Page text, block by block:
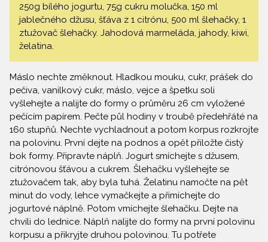
250g bílého jogurtu, 75g cukru molučka, 150 ml
jablečného džusu, šťáva z 1 citrónu, 500 ml šlehačky, 1
ztužovač šlehačky. Jahodová marmeláda, jahody, kiwi,
želatina.
Máslo nechte změknout. Hladkou mouku, cukr, prášek do
pečiva, vanilkový cukr, máslo, vejce a špetku soli
vyšlehejte a nalijte do formy o průměru 26 cm vyložené
pečícím papírem. Pečte půl hodiny v troubě předehřáté na
160 stupňů. Nechte vychladnout a potom korpus rozkrojte
na polovinu. První dejte na podnos a opět přiložte čistý
bok formy. Připravte náplň. Jogurt smíchejte s džusem,
citrónovou šťávou a cukrem. Šlehačku vyšlehejte se
ztužovačem tak, aby byla tuhá. Želatinu namočte na pět
minut do vody, lehce vymačkejte a přimíchejte do
jogurtové náplně. Potom vmíchejte šlehačku. Dejte na
chvíli do lednice. Náplň nalijte do formy na první polovinu
korpusu a přikryjte druhou polovinou. Tu potřete